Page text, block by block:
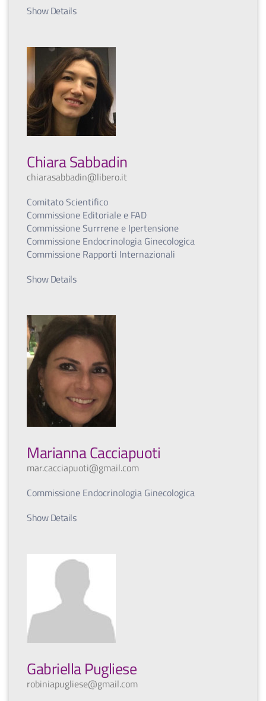
Show Details
Chiara Sabbadin
chiarasabbadin@libero.it
Comitato Scientifico
Commissione Editoriale e FAD
Commissione Surrrene e Ipertensione
Commissione Endocrinologia Ginecologica
Commissione Rapporti Internazionali
Show Details
Marianna Cacciapuoti
mar.cacciapuoti@gmail.com
Commissione Endocrinologia Ginecologica
Show Details
Gabriella Pugliese
robiniapugliese@gmail.com